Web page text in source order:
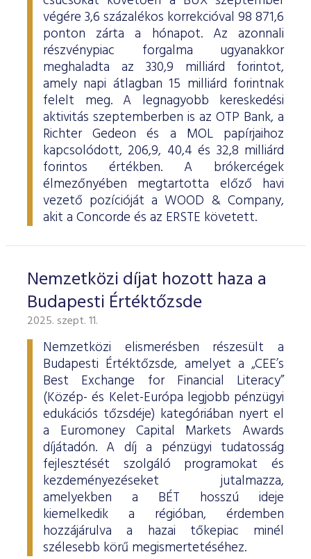
ESG Útmutató
végére 3,6 százalékos korrekcióval 98 871,6
ponton zárta a hónapot. Az azonnali
részvénypiac forgalma ugyanakkor
meghaladta az 330,9 milliárd forintot,
amely napi átlagban 15 milliárd forintnak
felelt meg. A legnagyobb kereskedési
aktivitás szeptemberben is az OTP Bank, a
Richter Gedeon és a MOL papírjaihoz
kapcsolódott, 206,9, 40,4 és 32,8 milliárd
forintos értékben. A brókercégek
élmezőnyében megtartotta előző havi
vezető pozícióját a WOOD & Company,
akit a Concorde és az ERSTE követett.
Nemzetközi díjat hozott haza a
Budapesti Értéktőzsde
2025. szept. 11.
Nemzetközi elismerésben részesült a
Budapesti Értéktőzsde, amelyet a „CEE’s
Best Exchange for Financial Literacy”
(Közép- és Kelet-Európa legjobb pénzügyi
edukációs tőzsdéje) kategóriában nyert el
a Euromoney Capital Markets Awards
díjátadón. A díj a pénzügyi tudatosság
fejlesztését szolgáló programokat és
kezdeményezéseket jutalmazza,
amelyekben a BÉT hosszú ideje
kiemelkedik a régióban, érdemben
hozzájárulva a hazai tőkepiac minél
szélesebb körű megismertetéséhez.